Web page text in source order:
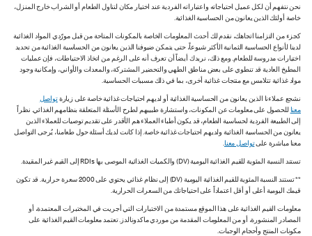
نحن نتفهم أن لكل عميل احتياجاته واعتباراته الفردية عند اختيار مكان لتناول الطعام أو الشراب خارج المنزل،
خاصة أولئك الذين يعانون من الحساسية الغذائية.
كجزء من التزامنا اتجاهك، نقدم لك أحدث المعلومات الخاصة بالمكونات المتاحة من قبل مورّدي المواد الغذائية
لدينا لأنواع الحساسية الثمانية الأكثر شيوعاً، حتى يتمكن ضيوفنا الذين يعانون من الحساسية الغذائية من تحديد
اختيارات مدروسة للطعام. ومع ذلك، نريدك أيضاً أن تعرف أنه على الرغم من اتخاذ الاحتياطات، فإن عمليات
المطبخ العادية قد تنطوي على بعض مناطق الطهي والتحضير المشتركة، والمعدات والأواني، وإمكانية وجود
مواد غذائية تتلامس مع منتجات غذائية أخرى، بما في ذلك مسببات الحساسية.
نشجع عملاءنا الذين يعانون من الحساسية الغذائية أو لديهم احتياجات غذائية خاصة على زيارةتواصل
معنا للحصول على معلومات عن المكونات، واستشارة طبيبهم لطرح الأسئلة المتعلقة بنظامهم الغذائي. نظراً
إلى الطبيعة الفردية لحساسية الطعام، قد يكون أطباء العملاء هم الأقدر على تقديم توصيات للعملاء الذين
يعانون من الحساسية الغذائية ولديهم احتياجات غذائية خاصة. إذا كانت لديك أسئلة حول طعامنا، يُرجى التواصل
معنا مباشرة علىتواصل معنا.
تستند النسبة المئوية للقيم الغذائية اليومية (DV) والكميات الغذائية الموصى بها RDIs إلى القيم غير المقيدة.
** تستند النسبة المئوية للقيم الغذائية اليومية (DV) إلى نظام غذائي يحتوي على 2000 سعرة حرارية. قد تكون
قيمك اليومية أعلى أو أقل اعتماداً على احتياجاتك من السعرات الحرارية.
معلومات القيم الغذائية على هذا الموقع مستمدة من الاختبارات التي أجريت في المختبرات المعتمدة، أو
المصادر المنشورة، أو من المعلومات المقدمة من موردي ماكدونالدز. تعتمد معلومات القيم الغذائية على
مكونات المنتج وأحجام الوجبات.